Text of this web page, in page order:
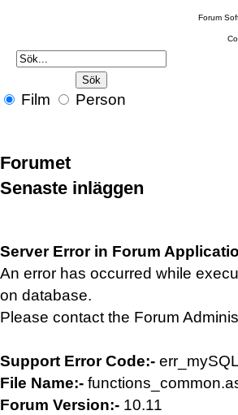
Forum
Film Person
Forumet
Senaste inläggen
Server Error in Forum
An error has occurred while
on database.
Please contact the Forum
Support Error Code:-
File Name:-
Forum Version:- 10.11